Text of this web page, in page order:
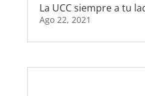
La UCC siempre a tu
Ago 22, 2021